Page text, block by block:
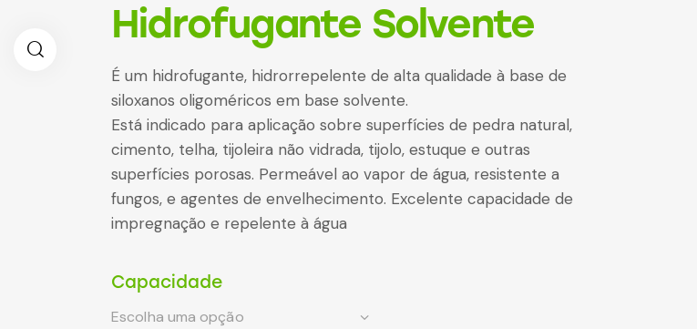
Hidrofugante Solvente
É um hidrofugante, hidrorrepelente de alta qualidade à base de
siloxanos oligoméricos em base solvente.
Está indicado para aplicação sobre superfícies de pedra natural,
cimento, telha, tijoleira não vidrada, tijolo, estuque e outras
superfícies porosas. Permeável ao vapor de água, resistente a
fungos, e agentes de envelhecimento. Excelente capacidade de
impregnação e repelente à água
Capacidade